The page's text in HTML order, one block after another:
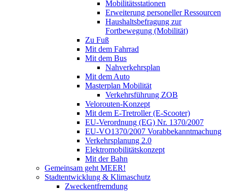
Mobilitätsstationen
Erweiterung personeller Ressourcen
Haushaltsbefragung zur
Fortbewegung (Mobilität)
Zu Fuß
Mit dem Fahrrad
Mit dem Bus
Nahverkehrsplan
Mit dem Auto
Masterplan Mobilität
Verkehrsführung ZOB
Velorouten-Konzept
Mit dem E-Tretroller (E-Scooter)
EU-Verordnung (EG) Nr. 1370/2007
EU-VO1370/2007 Vorabbekanntmachung
Verkehrsplanung 2.0
Elektromobilitätskonzept
Mit der Bahn
Gemeinsam geht MEER!
Stadtentwicklung & Klimaschutz
Zweckentfremdung